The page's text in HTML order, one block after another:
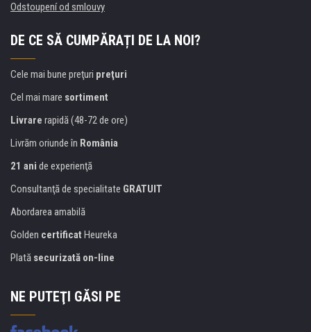
Odstoupení od smlouvy
DE CE SĂ CUMPĂRAȚI DE LA NOI?
Cele mai bune preţuri preţuri
Cel mai mare sortiment
Livrare rapidă (48-72 de ore)
Livrăm oriunde în România
21 ani de experienţă
Consultanţă de specialitate GRATUIT
Abordarea amabilă
Golden certificat Heureka
Plată securizată on-line
NE PUTEŢI GĂSI PE